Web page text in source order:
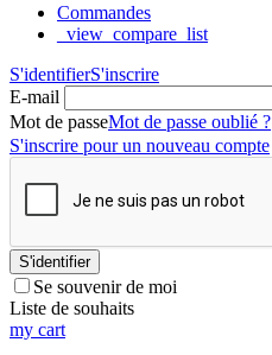
Commandes
_view_compare_list
S'identifierS'inscrire
E-mail
Mot de passeMot de passe oublié ?
S'inscrire pour un nouveau compte
S'identifier
Se souvenir de moi
Liste de souhaits
my cart